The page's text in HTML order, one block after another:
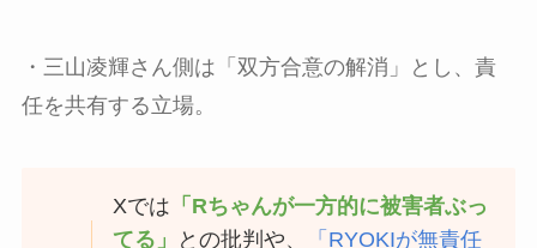
・三山凌輝さん側は「双方合意の解消」とし、責
任を共有する立場。
Xでは 「Rちゃんが一方的に被害者ぶっ
てる」
との批判や、
「RYOKIが無責任